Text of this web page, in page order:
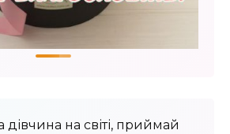
на світі, приймай